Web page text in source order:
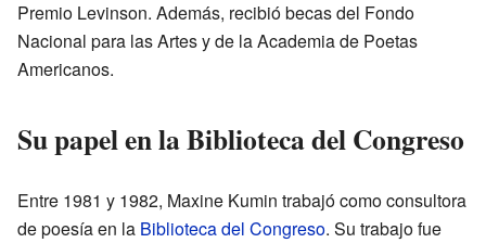
Premio Levinson. Además, recibió becas del Fondo
Nacional para las Artes y de la Academia de Poetas
Americanos.
Su papel en la Biblioteca del Congreso
Entre 1981 y 1982, Maxine Kumin trabajó como consultora
de poesía en la Biblioteca del Congreso. Su trabajo fue